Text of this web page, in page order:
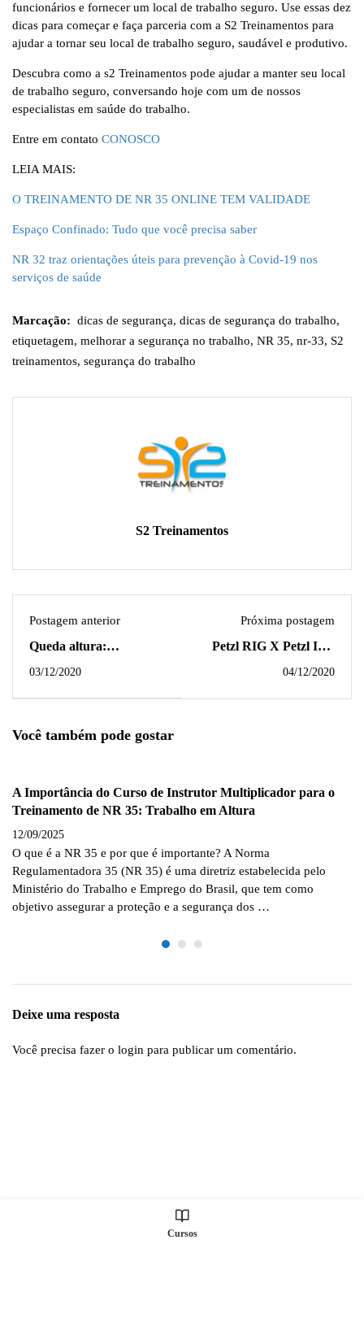
funcionários e fornecer um local de trabalho seguro. Use essas dez
dicas para começar e faça parceria com a S2 Treinamentos para
ajudar a tornar seu local de trabalho seguro, saudável e produtivo.
Descubra como a s2 Treinamentos pode ajudar a manter seu local
de trabalho seguro, conversando hoje com um de nossos
especialistas em saúde do trabalho.
Entre em contato CONOSCO
LEIA MAIS:
O TREINAMENTO DE NR 35 ONLINE TEM VALIDADE
Espaço Confinado: Tudo que você precisa saber
NR 32 traz orientações úteis para prevenção à Covid-19 nos
serviços de saúde
Marcação: dicas de segurança, dicas de segurança do trabalho,
etiquetagem, melhorar a segurança no trabalho, NR 35, nr-33, S2
treinamentos, segurança do trabalho
S2 Treinamentos
Postagem anterior
Queda altura:
trabalho no Brasil
03/12/2020
Próxima postagem
Petzl RIG X Petzl ID -
04/12/2020
Você também pode gostar
A Importância do Curso de Instrutor Multiplicador para o
Treinamento de NR 35: Trabalho em Altura
12/09/2025
O que é a NR 35 e por que é importante? A Norma
Regulamentadora 35 (NR 35) é uma diretriz estabelecida pelo
Ministério do Trabalho e Emprego do Brasil, que tem como
objetivo assegurar a proteção e a segurança dos …
Deixe uma resposta
Você precisa fazer o login para publicar um comentário.
Cursos